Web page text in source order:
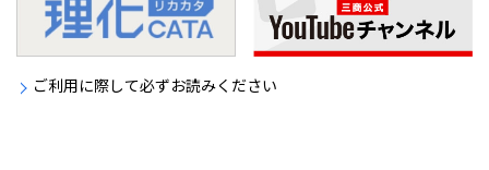
ご利用に際して必ずお読みください